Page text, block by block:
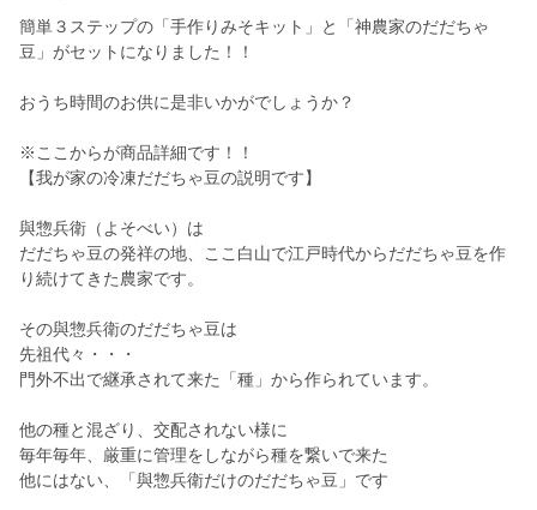
簡単３ステップの「手作りみそキット」と「神農家のだだちゃ
豆」がセットになりました！！
おうち時間のお供に是非いかがでしょうか？
※ここからが商品詳細です！！
【我が家の冷凍だだちゃ豆の説明です】
與惣兵衛（よそべい）は
だだちゃ豆の発祥の地、ここ白山で江戸時代からだだちゃ豆を作
り続けてきた農家です。
その與惣兵衛のだだちゃ豆は
先祖代々・・・
門外不出で継承されて来た「種」から作られています。
他の種と混ざり、交配されない様に
毎年毎年、厳重に管理をしながら種を繋いで来た
他にはない、「與惣兵衛だけのだだちゃ豆」です